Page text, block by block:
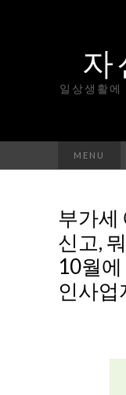
자
일상생활
MENU
부가세
신고,
10월
인사업